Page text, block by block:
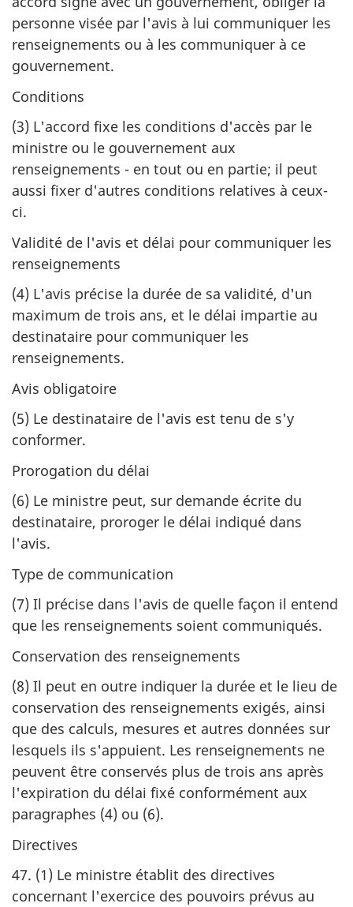
personne visée par l'avis à lui communiquer les
renseignements ou à les communiquer à ce
gouvernement.
Conditions
(3) L'accord fixe les conditions d'accès par le
ministre ou le gouvernement aux
renseignements - en tout ou en partie; il peut
aussi fixer d'autres conditions relatives à ceux-
ci.
Validité de l'avis et délai pour communiquer les
renseignements
(4) L'avis précise la durée de sa validité, d'un
maximum de trois ans, et le délai impartie au
destinataire pour communiquer les
renseignements.
Avis obligatoire
(5) Le destinataire de l'avis est tenu de s'y
conformer.
Prorogation du délai
(6) Le ministre peut, sur demande écrite du
destinataire, proroger le délai indiqué dans
l'avis.
Type de communication
(7) Il précise dans l'avis de quelle façon il entend
que les renseignements soient communiqués.
Conservation des renseignements
(8) Il peut en outre indiquer la durée et le lieu de
conservation des renseignements exigés, ainsi
que des calculs, mesures et autres données sur
lesquels ils s'appuient. Les renseignements ne
peuvent être conservés plus de trois ans après
l'expiration du délai fixé conformément aux
paragraphes (4) ou (6).
Directives
47. (1) Le ministre établit des directives
concernant l'exercice des pouvoirs prévus au